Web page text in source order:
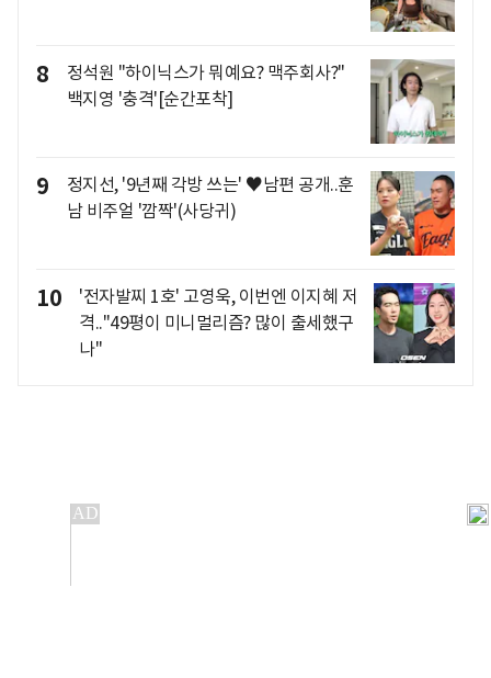
8
정석원 "하이닉스가 뭐예요? 맥주회사?"
백지영 '충격'[순간포착]
9
정지선, '9년째 각방 쓰는' ♥남편 공개..훈
남 비주얼 '깜짝'(사당귀)
10
'전자발찌 1호' 고영욱, 이번엔 이지혜 저
격.."49평이 미니멀리즘? 많이 출세했구
나"